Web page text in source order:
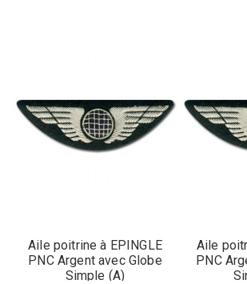
Aile poitrine à EPINGLE
PNC Argent avec Globe
Simple (A)
Aile
PNC